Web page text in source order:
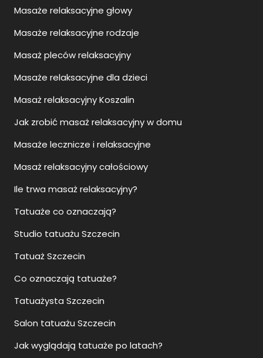
Masaże relaksacyjne głowy
Masaże relaksacyjne rodzaje
Masaż pleców relaksacyjny
Masaże relaksacyjne dla dzieci
Masaż relaksacyjny Koszalin
Jak zrobić masaż relaksacyjny w domu
Masaże lecznicze i relaksacyjne
Masaż relaksacyjny całościowy
Ile trwa masaż relaksacyjny?
Tatuaże co oznaczają?
Studio tatuażu Szczecin
Tatuaż Szczecin
Co oznaczają tatuaże?
Tatuażysta Szczecin
Salon tatuażu Szczecin
Jak wyglądają tatuaże po latach?